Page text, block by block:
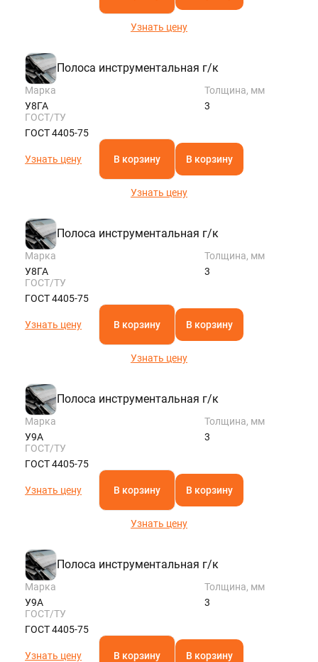
Узнать цену
Полоса инструментальная г/к
Марка
У8ГА
Толщина, мм
3
ГОСТ/ТУ
ГОСТ 4405-75
Узнать цену В корзину В корзину
Узнать цену
Полоса инструментальная г/к
Марка
У8ГА
Толщина, мм
3
ГОСТ/ТУ
ГОСТ 4405-75
Узнать цену В корзину В корзину
Узнать цену
Полоса инструментальная г/к
Марка
У9А
Толщина, мм
3
ГОСТ/ТУ
ГОСТ 4405-75
Узнать цену В корзину В корзину
Узнать цену
Полоса инструментальная г/к
Марка
У9А
Толщина, мм
3
ГОСТ/ТУ
ГОСТ 4405-75
Узнать цену В корзину В корзину